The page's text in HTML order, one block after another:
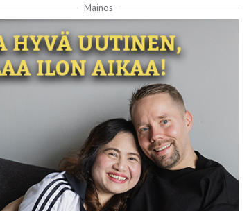
Mainos